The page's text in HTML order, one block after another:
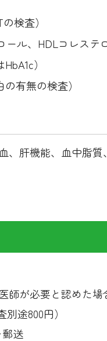
検査）
ル、HDLコレステ
）
有無の検査）
肝機能、血中脂
が必要と認めた場
途800円）
送